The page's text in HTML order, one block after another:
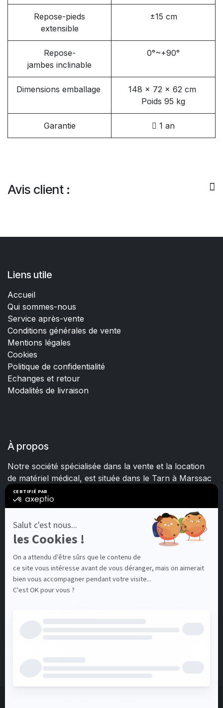
Repose-pieds
extensible
±15 cm
Repose-
jambes inclinable
0°~+90°
Dimensions emballage
148 x 72 x 62 cm
Poids 95 kg
Garantie 1 an
Avis client :
Liens utile
Accueil
Qui sommes-nous
Service après-vente
Conditions générales de vente
Mentions légales
Cookies
Politique de confidentialité
Echanges et retour
Modalités de livraison
À propos
Notre société spécialisée dans la vente et la location
de matériel médical, est située dans le Tarn à Marssac
sur Tarn.
Fort d'une expérience et d'un savoir-faire de plus de
15 ans, nous mettons quotidiennement tout en œuvre
pour satisfaire les besoins de chacun.
Contactez-nous